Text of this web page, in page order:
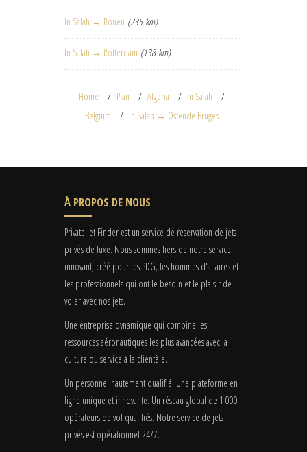
In Salah → Rouen (235 km)
In Salah → Rotterdam (138 km)
Home Plan Algeria
In Salah
Belgium
In Salah → Ostende Bruges
À PROPOS DE NOUS
Private Jet Finder est un service de réservation de jets
privés de luxe. Nous sommes fiers de notre service
innovant, créé pour les PDG, les hommes d'affaires et
les professionnels qui ont le besoin et le plaisir de
voler avec nos jets.
Une entreprise dynamique qui combine les
ressources aéronautiques les plus avancées avec la
culture du service à la clientèle.
Un personnel hautement qualifié. Une plateforme en
ligne unique et innovante. Un réseau global de 1 000
opérateurs de vol qualifiés. Notre service de jets
privés est opérationnel 24/7.